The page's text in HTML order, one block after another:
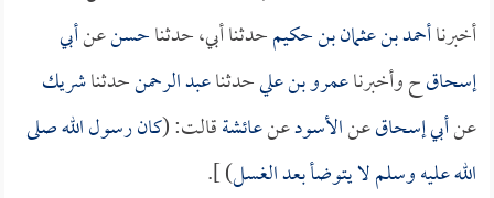
أخبرناأحمد بن عثمان بن حكيمحدثنا أبي، حدثناحسنعنأبي
إسحاقح وأخبرناعمرو بن عليحدثناعبد الرحمنحدثناشريك
عنأبي إسحاقعنالأسودعنعائشةقالت: (كان رسول الله صلى
الله عليه وسلم لا يتوضأ بعد الغسل) ].